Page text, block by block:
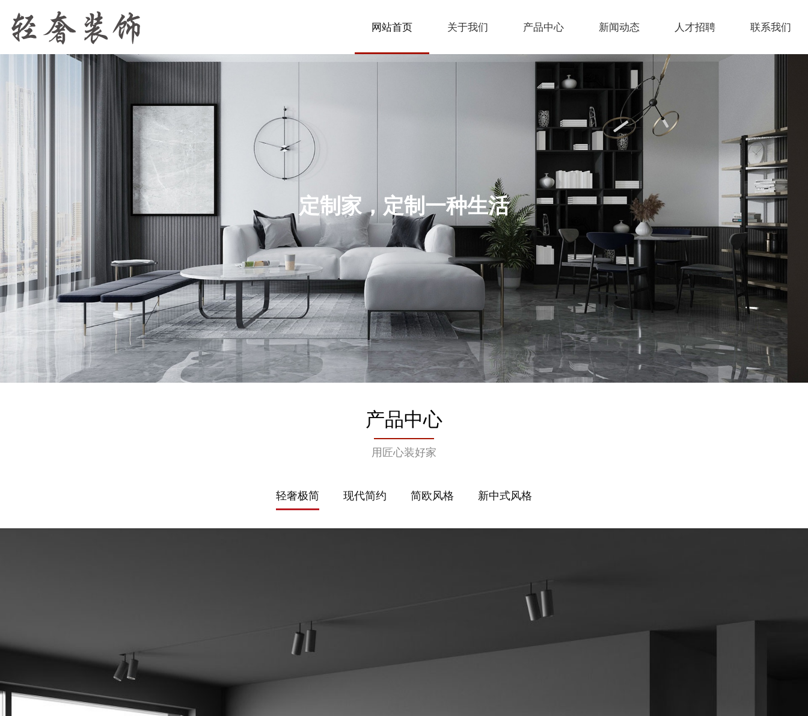
网站首页 关于我们 产品中心 新闻动态 人才招聘 联系我们
定制家，定制一种生活
产品中心
用匠心装好家
轻奢极简 现代简约 简欧风格 新中式风格